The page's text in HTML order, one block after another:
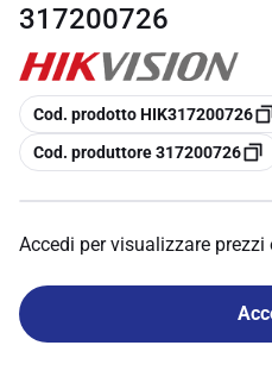
317200726
copia
Cod. prodotto HIK317200726
copia
Cod. produttore 317200726
Accedi per visualizzare